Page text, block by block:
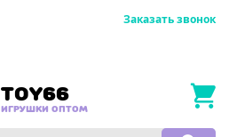
Заказать звонок
TOY66
ИГРУШКИ ОПТОМ